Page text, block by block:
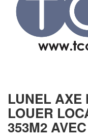
LUNEL AXE
LOUER
353M2